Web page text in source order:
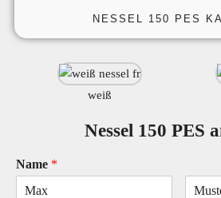
weiß
NESSEL 150 PES
Nessel 150 PES
Name *